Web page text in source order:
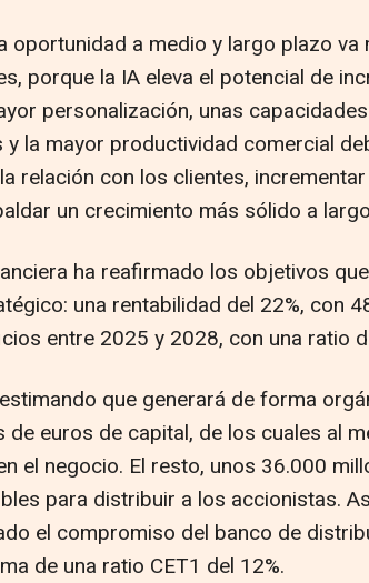
oportunidad a medio y largo plazo va
porque la IA eleva el potencial de
personalización, unas
y la mayor productividad comercial
relación con los clientes,
un crecimiento más sólido a
ha reafirmado los objetivos
una rentabilidad del 22%, con
entre 2025 y 2028, con una ratio
que generará de forma
de euros de capital, de los cuales al
el negocio. El resto, unos 36.000
para distribuir a los accionistas.
el compromiso del banco de
de una ratio CET1 del 12%.